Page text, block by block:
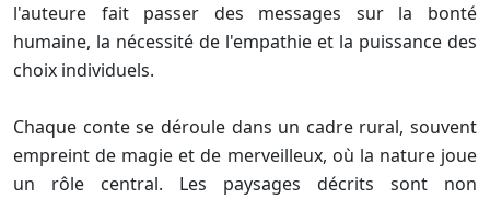
l'auteure fait passer des messages sur la bonté
humaine, la nécessité de l'empathie et la puissance des
choix individuels.
Chaque conte se déroule dans un cadre rural, souvent
empreint de magie et de merveilleux, où la nature joue
un rôle central. Les paysages décrits sont non